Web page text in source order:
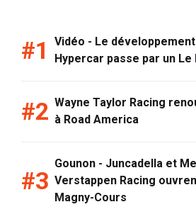
Vidéo - Le
Hypercar passe par un
Wayne Taylor Racing
à Road America
Gounon - Juncadella et
Verstappen Racing
Magny-Cours